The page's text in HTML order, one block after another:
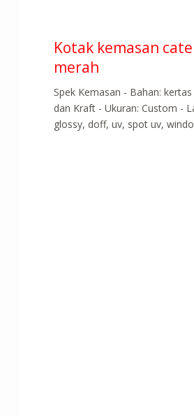
Kotak kemasan
merah
Spek Kemasan - Bahan:
dan Kraft - Ukuran: Custom -
glossy, doff, uv, spot uv,